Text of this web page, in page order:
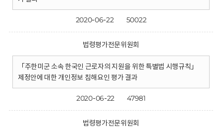
2020-06-22 50022
법령평가전문위원회
「주한미군 소속 한국인 근로자의 지원을 위한 특별법 시행규칙」
제정안에 대한 개인정보 침해요인 평가 결과
2020-06-22 47981
법령평가전문위원회